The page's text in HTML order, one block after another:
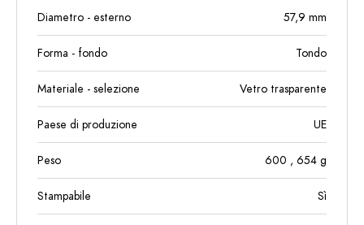
Diametro - esterno 57,9 mm
Forma - fondo Tondo
Materiale - selezione Vetro trasparente
Paese di produzione UE
Peso 600 , 654 g
Stampabile Sì